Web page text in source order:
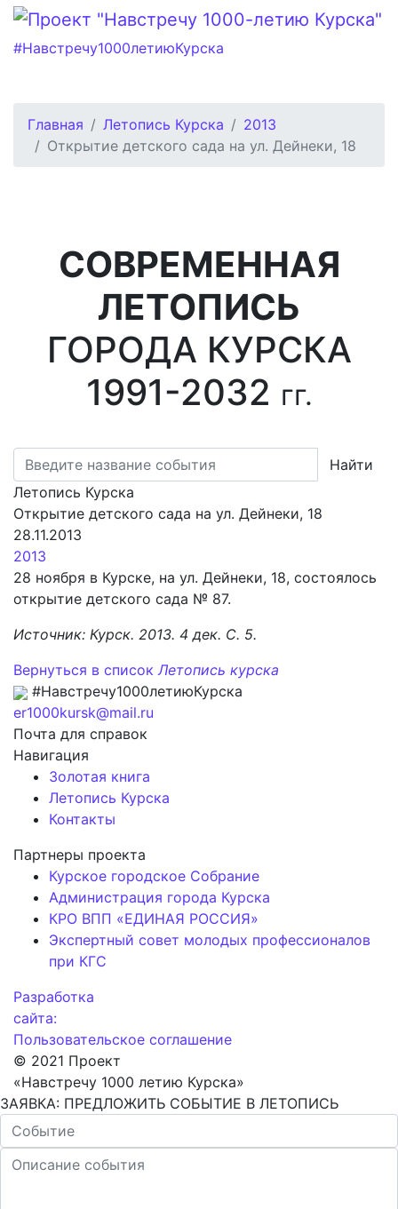
#Навстречу1000летиюКурска
Главная Летопись Курска
2013
Открытие детского сада на ул. Дейнеки, 18
СОВРЕМЕННАЯ
ЛЕТОПИСЬ
ГОРОДА КУРСКА
1991-2032 гг.
Найти
Летопись Курска
Открытие детского сада на ул. Дейнеки, 18
28.11.2013
2013
28 ноября в Курске, на ул. Дейнеки, 18, состоялось
открытие детского сада № 87.
Источник: Курск. 2013. 4 дек. С. 5.
Вернуться в списокЛетопись курска
#Навстречу1000летиюКурска
er1000kursk@mail.ru
Почта для справок
Навигация
Золотая книга
Летопись Курска
Контакты
Партнеры проекта
Курское городское Собрание
Администрация города Курска
КРО ВПП «ЕДИНАЯ РОССИЯ»
Экспертный совет молодых профессионалов
при КГС
Разработка
сайта:
Пользовательское соглашение
© 2021 Проект
«Навстречу 1000 летию Курска»
ЗАЯВКА: ПРЕДЛОЖИТЬ СОБЫТИЕ В ЛЕТОПИСЬ